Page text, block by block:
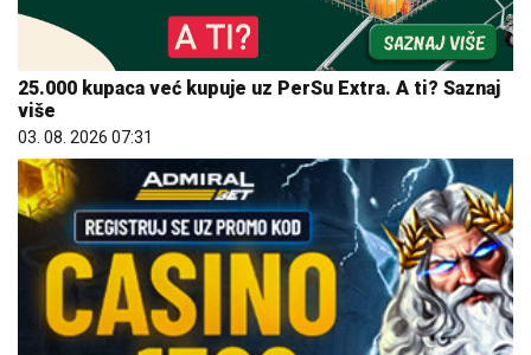
25.000 kupaca već kupuje uz PerSu Extra. A ti? Saznaj
više
03. 08. 2026 07:31